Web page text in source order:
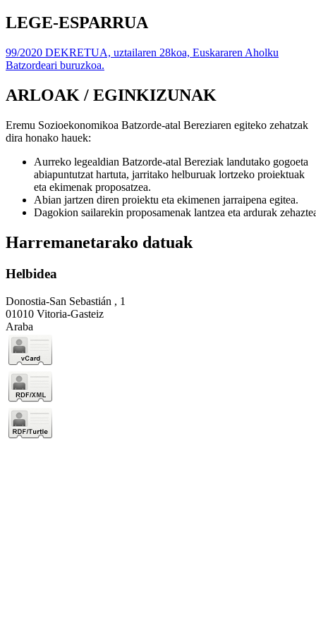
LEGE-ESPARRUA
99/2020 DEKRETUA, uztailaren 28koa, Euskararen Aholku
Batzordeari buruzkoa.
ARLOAK / EGINKIZUNAK
Eremu Sozioekonomikoa Batzorde-atal Bereziaren egiteko zehatzak
dira honako hauek:
Aurreko legealdian Batzorde-atal Bereziak landutako gogoeta
abiapuntutzat hartuta, jarritako helburuak lortzeko proiektuak
eta ekimenak proposatzea.
Abian jartzen diren proiektu eta ekimenen jarraipena egitea.
Dagokion sailarekin proposamenak lantzea eta ardurak
Harremanetarako datuak
Helbidea
Donostia-San Sebastián , 1
01010 Vitoria-Gasteiz
Araba